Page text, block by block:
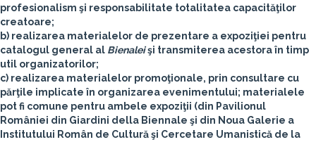
profesionalism şi responsabilitate totalitatea capacităţilor
creatoare;
b) realizarea materialelor de prezentare a expoziţiei pentru
catalogul general al Bienaleişi transmiterea acestora în timp
util organizatorilor;
c) realizarea materialelor promoţionale, prin consultare cu
părţile implicate în organizarea evenimentului; materialele
pot fi comune pentru ambele expoziţii (din Pavilionul
României din Giardini della Biennale şi din Noua Galerie a
Institutului Român de Cultură şi Cercetare Umanistică de la